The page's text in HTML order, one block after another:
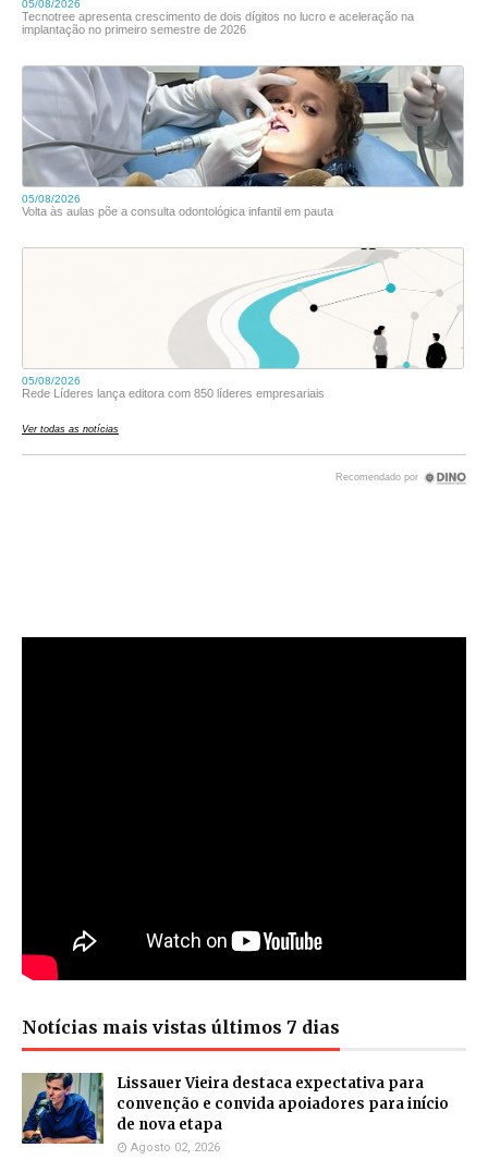
Notícias mais vistas últimos 7 dias
Lissauer Vieira destaca expectativa para
convenção e convida apoiadores para início
de nova etapa
Agosto 02, 2026